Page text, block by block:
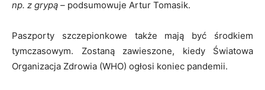
np. z grypą – podsumowuje Artur Tomasik.
Paszporty szczepionkowe także mają być środkiem
tymczasowym. Zostaną zawieszone, kiedy Światowa
Organizacja Zdrowia (WHO) ogłosi koniec pandemii.